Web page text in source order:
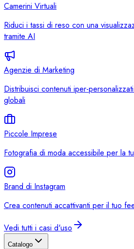
Camerini Virtuali
Riduci i tassi di reso con una
tramite AI
Agenzie di Marketing
Distribuisci contenuti iper-
globali
Piccole Imprese
Fotografia di moda accessibile per la
Brand di Instagram
Crea contenuti accattivanti per il tuo
Vedi tutti i casi d'uso
Catalogo